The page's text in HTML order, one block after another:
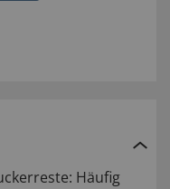
Häufig